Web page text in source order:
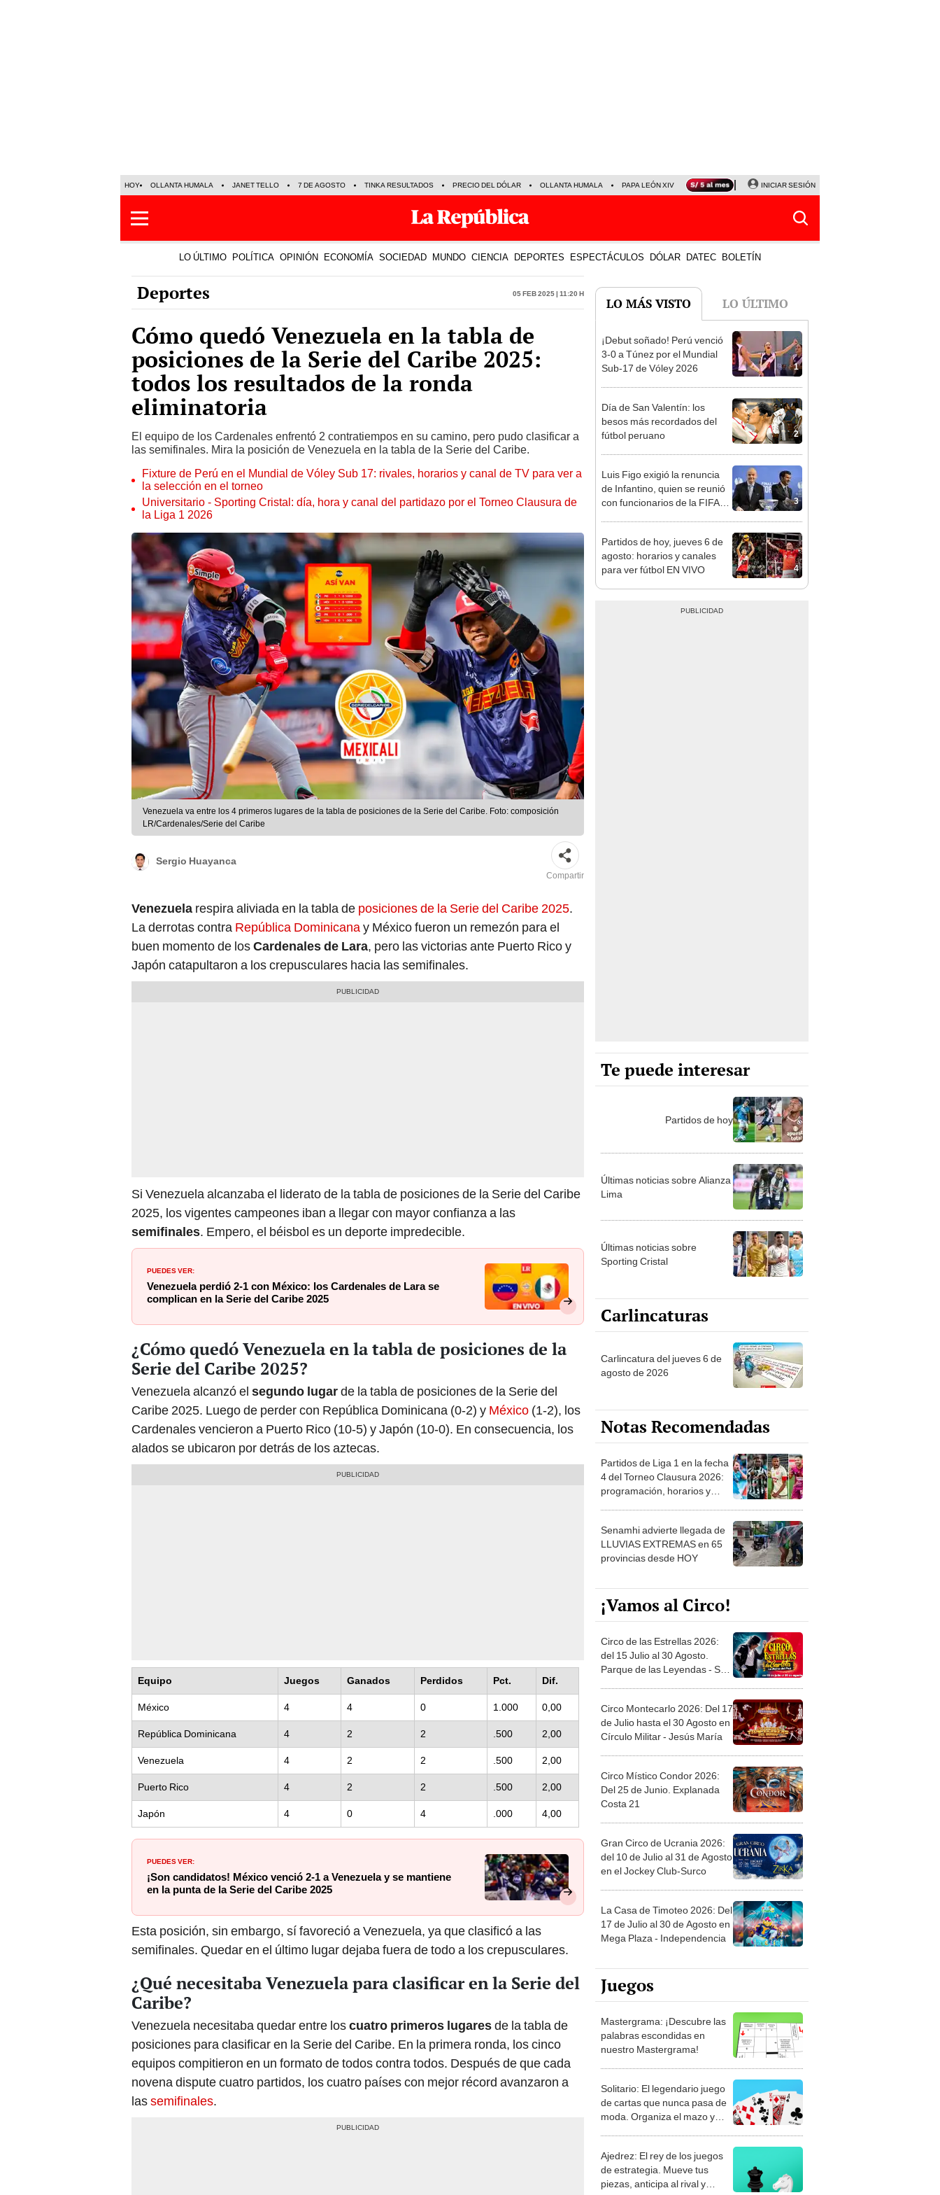
HOY OLLANTA HUMALA JANET TELLO 7 DE AGOSTO TINKA RESULTADOS PRECIO DEL DÓLAR OLLANTA HUMALA PAPA LEÓN XIV NALDY SALDAÑA LA BELLA LUZ
INICIAR SESIÓN
LO ÚLTIMO POLÍTICA OPINIÓN ECONOMÍA SOCIEDAD MUNDO CIENCIA DEPORTES ESPECTÁCULOS DÓLAR DATEC BOLETÍN
Deportes 05 Feb 2025 | 11:20 h
Cómo quedó Venezuela en la tabla de
posiciones de la Serie del Caribe 2025:
todos los resultados de la ronda
eliminatoria
El equipo de los Cardenales enfrentó 2 contratiempos en su camino, pero pudo clasificar a
las semifinales. Mira la posición de Venezuela en la tabla de la Serie del Caribe.
Fixture de Perú en el Mundial de Vóley Sub 17: rivales, horarios y canal de TV para ver a
la selección en el torneo
Universitario - Sporting Cristal: día, hora y canal del partidazo por el Torneo Clausura de
la Liga 1 2026
Venezuela va entre los 4 primeros lugares de la tabla de posiciones de la Serie del Caribe. Foto: composición
LR/Cardenales/Serie del Caribe
Sergio Huayanca
Compartir
Venezuela respira aliviada en la tabla de posiciones de la Serie del Caribe 2025.
La derrotas contra República Dominicanay México fueron un remezón para el
buen momento de losCardenales de Lara, pero las victorias ante Puerto Rico y
Japón catapultaron a los crepusculares hacia las semifinales.
Si Venezuela alcanzaba el liderato de la tabla de posiciones de la Serie del Caribe
2025, los vigentes campeones iban a llegar con mayor confianza a las
semifinales. Empero, el béisbol es un deporte impredecible.
PUEDES VER:
Venezuela perdió 2-1 con México: los Cardenales de Lara se
complican en la Serie del Caribe 2025
¿Cómo quedó Venezuela en la tabla de posiciones de la
Serie del Caribe 2025?
Venezuela alcanzó el segundo lugarde la tabla de posiciones de la Serie del
Caribe 2025. Luego de perder con República Dominicana (0-2) y México (1-2), los
Cardenales vencieron a Puerto Rico (10-5) y Japón (10-0). En consecuencia, los
alados se ubicaron por detrás de los aztecas.
Equipo Juegos Ganados Perdidos Pct. Dif.
México 4 4 0 1.000 0,00
República Dominicana 4 2 2 .500 2,00
Venezuela 4 2 2 .500 2,00
Puerto Rico 4 2 2 .500 2,00
Japón 4 0 4 .000 4,00
PUEDES VER:
¡Son candidatos! México venció 2-1 a Venezuela y se mantiene
en la punta de la Serie del Caribe 2025
Esta posición, sin embargo, sí favoreció a Venezuela, ya que clasificó a las
semifinales. Quedar en el último lugar dejaba fuera de todo a los crepusculares.
¿Qué necesitaba Venezuela para clasificar en la Serie del
Caribe?
Venezuela necesitaba quedar entre loscuatro primeros lugaresde la tabla de
posiciones para clasificar en la Serie del Caribe. En la primera ronda, los cinco
equipos compitieron en un formato de todos contra todos. Después de que cada
novena dispute cuatro partidos, los cuatro países con mejor récord avanzaron a
lassemifinales.
LO MÁS VISTO LO ÚLTIMO
1
¡Debut soñado! Perú venció
3-0 a Túnez por el Mundial
Sub-17 de Vóley 2026
2
Día de San Valentín: los
besos más recordados del
fútbol peruano
3
Luis Figo exigió la renuncia
de Infantino, quien se reunió
con funcionarios de la FIFA
4
Partidos de hoy, jueves 6 de
agosto: horarios y canales
para ver fútbol EN VIVO
Te puede interesar
Partidos de hoy
Últimas noticias sobre Alianza
Lima
Últimas noticias sobre
Sporting Cristal
Carlincaturas
Carlincatura del jueves 6 de
agosto de 2026
Notas Recomendadas
Partidos de Liga 1 en la fecha
4 del Torneo Clausura 2026:
programación, horarios y
Senamhi advierte llegada de
LLUVIAS EXTREMAS en 65
provincias desde HOY
¡Vamos al Circo!
Circo de las Estrellas 2026:
del 15 Julio al 30 Agosto.
Parque de las Leyendas - San
Circo Montecarlo 2026: Del 17
de Julio hasta el 30 Agosto en
Círculo Militar - Jesús María
Circo Místico Condor 2026:
Del 25 de Junio. Explanada
Costa 21
Gran Circo de Ucrania 2026:
del 10 de Julio al 31 de Agosto
en el Jockey Club-Surco
La Casa de Timoteo 2026: Del
17 de Julio al 30 de Agosto en
Mega Plaza - Independencia
Juegos
Mastergrama: ¡Descubre las
palabras escondidas en
nuestro Mastergrama!
Solitario: El legendario juego
de cartas que nunca pasa de
moda. Organiza el mazo y
Ajedrez: El rey de los juegos
de estrategia. Mueve tus
piezas, anticipa al rival y